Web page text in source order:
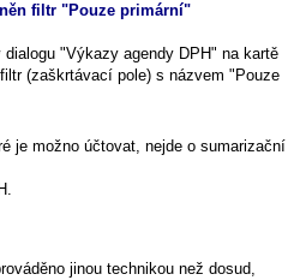
filtr "Pouze primární"
dialogu "Výkazy agendy DPH" na kartě
(zaškrtávací pole) s názvem "Pouze
je možno účtovat, nejde o sumarizační
jinou technikou než dosud,